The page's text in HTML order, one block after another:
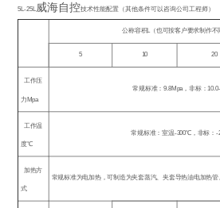
5L-25L 威海自控技术性能配置（其他条件可以咨询公司工程师）
公称容积L （也可按客户要求制作不
5 10 20
工作压
力 Mpa
常规标准：9.8Mpa，非标：
工作温
度℃
常规标准：室温-300℃ ，非标：-
加热方
式
常规标准为电加热，可制造为夹套蒸汽、夹套导热油电加热